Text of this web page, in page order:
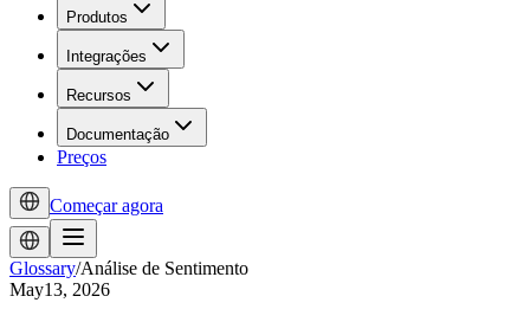
Produtos
Integrações
Recursos
Documentação
Preços
Começar agora
Glossary/Análise de Sentimento
May13, 2026